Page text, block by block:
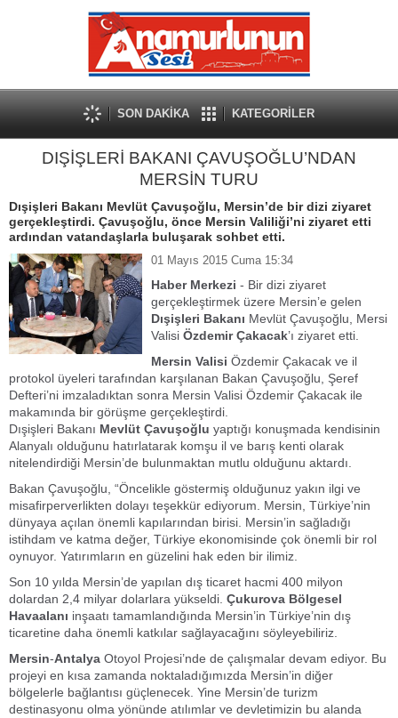
SON DAKİKA KATEGORİLER
DIŞİŞLERİ BAKANI ÇAVUŞOĞLU’NDAN
MERSİN TURU
Dışişleri Bakanı Mevlüt Çavuşoğlu, Mersin’de bir dizi ziyaret
gerçekleştirdi. Çavuşoğlu, önce Mersin Valiliği’ni ziyaret etti
ardından vatandaşlarla buluşarak sohbet etti.
01 Mayıs 2015 Cuma 15:34
Haber Merkezi - Bir dizi ziyaret
gerçekleştirmek üzere Mersin’e gelen
Dışişleri Bakanı Mevlüt Çavuşoğlu, Mersi
Valisi Özdemir Çakacak’ı ziyaret etti.
Mersin Valisi Özdemir Çakacak ve il
protokol üyeleri tarafından karşılanan Bakan Çavuşoğlu, Şeref
Defteri’ni imzaladıktan sonra Mersin Valisi Özdemir Çakacak ile
makamında bir görüşme gerçekleştirdi.
Dışişleri Bakanı Mevlüt Çavuşoğlu yaptığı konuşmada kendisinin
Alanyalı olduğunu hatırlatarak komşu il ve barış kenti olarak
nitelendirdiği Mersin’de bulunmaktan mutlu olduğunu aktardı.
Bakan Çavuşoğlu, “Öncelikle göstermiş olduğunuz yakın ilgi ve
misafirperverlikten dolayı teşekkür ediyorum. Mersin, Türkiye’nin
dünyaya açılan önemli kapılarından birisi. Mersin’in sağladığı
istihdam ve katma değer, Türkiye ekonomisinde çok önemli bir rol
oynuyor. Yatırımların en güzelini hak eden bir ilimiz.
Son 10 yılda Mersin’de yapılan dış ticaret hacmi 400 milyon
dolardan 2,4 milyar dolarlara yükseldi. Çukurova Bölgesel
Havaalanı inşaatı tamamlandığında Mersin’in Türkiye’nin dış
ticaretine daha önemli katkılar sağlayacağını söyleyebiliriz.
Mersin-Antalya Otoyol Projesi’nde de çalışmalar devam ediyor. Bu
projeyi en kısa zamanda noktaladığımızda Mersin’in diğer
bölgelerle bağlantısı güçlenecek. Yine Mersin’de turizm
destinasyonu olma yönünde atılımlar ve devletimizin bu alanda